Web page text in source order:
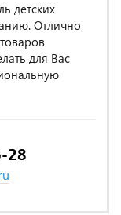
детских
Отлично
для Вас
28